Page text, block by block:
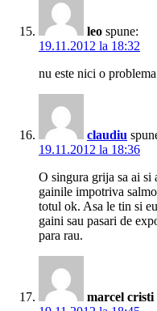
leo spune:
19.11.2012 la 18:32
nu este nici o
claudiu
19.11.2012 la 18:36
O singura grija sa ai si
gainile impotriva
totul ok. Asa le tin si
gaini sau pasari de
para rau.
marcel cristi